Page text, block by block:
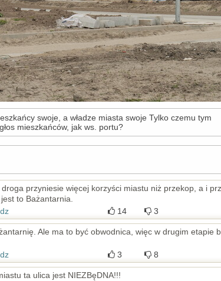
swoje, a władze miasta swoje Tylko czemu tym
mieszkańców, jak ws. portu?
przyniesie więcej korzyści miastu niż przekop, a i
to Bażantarnia.
14 3
Ale ma to być obwodnica, więc w drugim etapie
3 8
ta ulica jest NIEZBęDNA!!!